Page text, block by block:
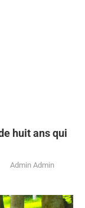
huit ans qui
Admin Admin